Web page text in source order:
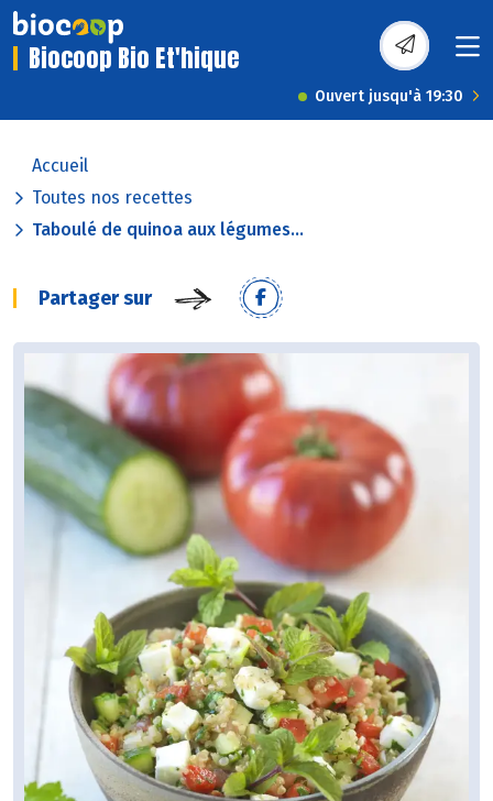
Biocoop Bio Et'hique
Ouvert jusqu'à 19:30
Accueil
Toutes nos recettes
Taboulé de quinoa aux légumes...
Partager sur